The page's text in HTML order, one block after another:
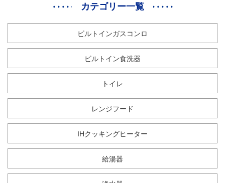
カテゴリー一覧
ビルトインガスコンロ
ビルトイン食洗器
トイレ
レンジフード
IHクッキングヒーター
給湯器